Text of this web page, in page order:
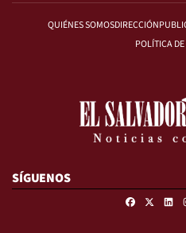
QUIÉNES SOMOSDIRECCIÓN
POLÍTICA
SÍGUENOS
Facebook